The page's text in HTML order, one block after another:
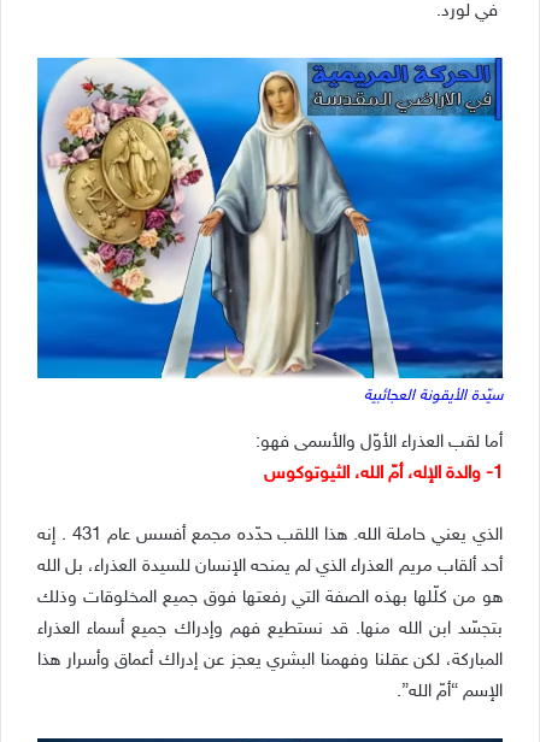
في لورد.
سيّدة الأيقونة العجائبية
أما لقب العذراء الأوّل والأسمى فهو:
1- والدة الإله، أمّ الله، الثيوتوكوس
الذي يعني حاملة الله. هذا اللقب حدّده مجمع أفسس عام 431 . إنه
أحد ألقاب مريم العذراء الذي لم يمنحه الإنسان للسيدة العذراء، بل الله
هو من كلّلها بهذه الصفة التي رفعتها فوق جميع المخلوقات وذلك
بتجسّد ابن الله منها. قد نستطيع فهم وإدراك جميع أسماء العذراء
المباركة، لكن عقلنا وفهمنا البشري يعجز عن إدراك أعماق وأسرار هذا
الإسم “أمّ الله”.